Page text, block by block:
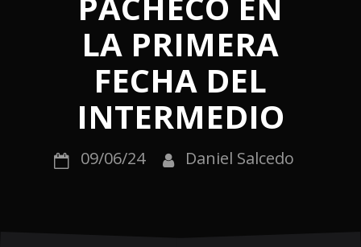
LA PRIMERA
FECHA DEL
INTERMEDIO
09/06/24 Daniel Salcedo